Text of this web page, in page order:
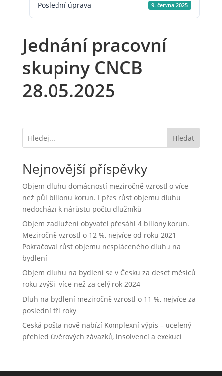
Poslední úprava 9. června 2025
Jednání pracovní
skupiny CNCB
28.05.2025
Hledat
Nejnovější příspěvky
Objem dluhu domácností meziročně vzrostl o více
než půl bilionu korun. I přes růst objemu dluhu
nedochází k nárůstu počtu dlužníků
Objem zadlužení obyvatel přesáhl 4 biliony korun.
Meziročně vzrostl o 12 %, nejvíce od roku 2021
Pokračoval růst objemu nespláceného dluhu na
bydlení
Objem dluhu na bydlení se v Česku za deset měsíců
roku zvýšil více než za celý rok 2024
Dluh na bydlení meziročně vzrostl o 11 %, nejvíce za
poslední tři roky
Česká pošta nově nabízí Komplexní výpis – ucelený
přehled úvěrových závazků, insolvencí a exekucí